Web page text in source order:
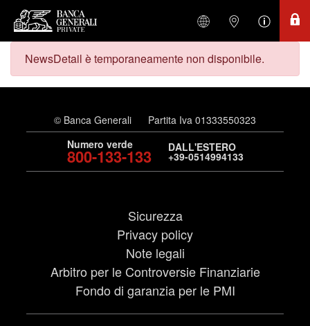
NewsDetail è temporaneamente non disponibile.
© Banca Generali
Partita Iva 01333550323
Numero verde
800-133-133 DALL'ESTERO
+39-0514994133
Sicurezza
Privacy policy
Note legali
Arbitro per le Controversie Finanziarie
Fondo di garanzia per le PMI